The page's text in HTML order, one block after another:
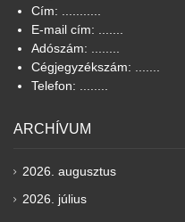
Cím: ...........
E-mail cím: .......
Adószám: ........
Cégjegyzékszám: .......
Telefon: ........
ARCHÍVUM
2026. augusztus
2026. július